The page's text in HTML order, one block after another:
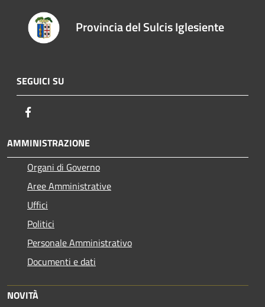
Provincia del Sulcis Iglesiente
SEGUICI SU
AMMINISTRAZIONE
Organi di Governo
Aree Amministrative
Uffici
Politici
Personale Amministrativo
Documenti e dati
NOVITÀ